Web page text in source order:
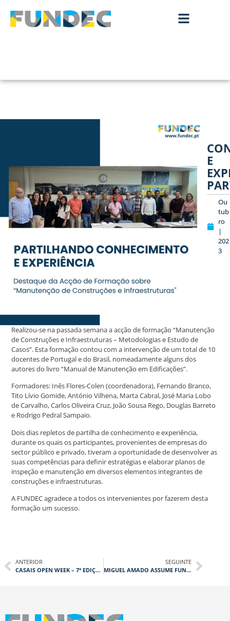
E
Ou
tub
ro
|
202
3
Realizou-se na passada semana a acção de formação “Manutenção
de Construções e Infraestruturas – Metodologias e Estudo de
Casos”. Esta formação contou com a intervenção de um total de 10
docentes de Portugal e do Brasil, nomeadamente alguns dos
autores do livro “Manual de Manutenção em Edificações”.
Formadores: Inês Flores-Colen (coordenadora), Fernando Branco,
Tito Lívio Gomide, António Vilhena, Marta Cabral, José Maria Lobo
de Carvalho, Carlos Oliveira Cruz, João Sousa Rego, Douglas Barreto
e Rodrigo Pedral Sampaio.
Dois dias repletos de partilha de conhecimento e experiência,
durante os quais os participantes, provenientes de empresas do
sector público e privado, tiveram a oportunidade de desenvolver as
suas competências para definir estratégias e elaborar planos de
inspeção e manutenção em diversos elementos integrantes de
construções e infraestruturas.
A FUNDEC agradece a todos os intervenientes por fazerem desta
formação um sucesso.
ANTERIOR
CASAIS OPEN WEEK – 7ª EDIÇÃO
SEGUINTE
MIGUEL AMADO ASSUME FUNÇÕES COMO PROFESSOR CATEDRÁTICO